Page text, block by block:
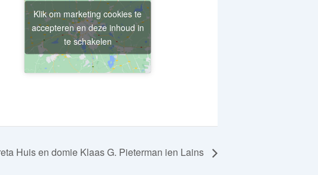
Klik om marketing cookies te
accepteren en deze inhoud in
te schakelen
Huis en domie Klaas G. Pieterman ien Lains